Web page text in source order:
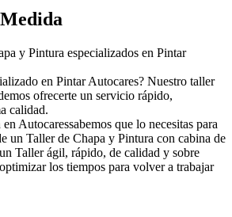
y Pintura especializados en Pintar
en Pintar Autocares? Nuestro taller
ofrecerte un servicio rápido,
calidad.
Autocaressabemos que lo necesitas para
un Taller de Chapa y Pintura con cabina de
Taller ágil, rápido, de calidad y sobre
los tiempos para volver a trabajar